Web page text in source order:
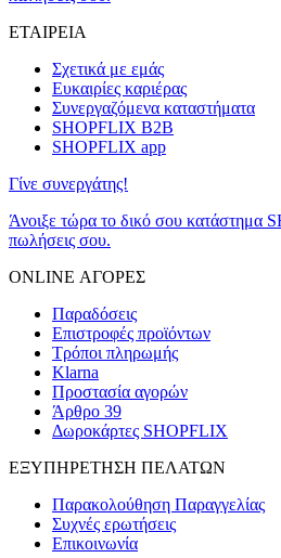
ΕΤΑΙΡΕΙΑ
Σχετικά με εμάς
Ευκαιρίες καριέρας
Συνεργαζόμενα καταστήματα
SHOPFLIX B2B
SHOPFLIX app
Γίνε συνεργάτης!
Άνοιξε τώρα το δικό σου κατάστημα
πωλήσεις σου.
ONLINE ΑΓΟΡΕΣ
Παραδόσεις
Επιστροφές προϊόντων
Τρόποι πληρωμής
Klarna
Προστασία αγορών
Άρθρο 39
Δωροκάρτες SHOPFLIX
ΕΞΥΠΗΡΕΤΗΣΗ ΠΕΛΑΤΩΝ
Παρακολούθηση Παραγγελίας
Συχνές ερωτήσεις
Επικοινωνία